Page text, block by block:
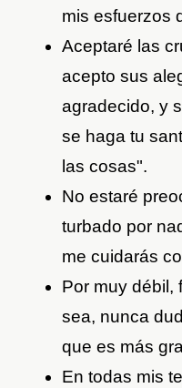
mis esfuerzos
Aceptaré las
acepto sus
agradecido, y
se haga tu
las cosas".
No estaré
turbado por
me cuidarás
Por muy débil,
sea, nunca
que es más
En todas mis